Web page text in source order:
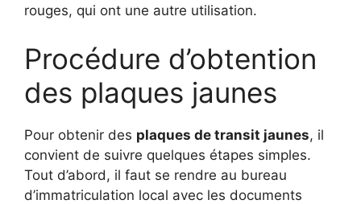
rouges, qui ont une autre utilisation.
Procédure d’obtention
des plaques jaunes
Pour obtenir des plaques de transit jaunes, il
convient de suivre quelques étapes simples.
Tout d’abord, il faut se rendre au bureau
d’immatriculation local avec les documents